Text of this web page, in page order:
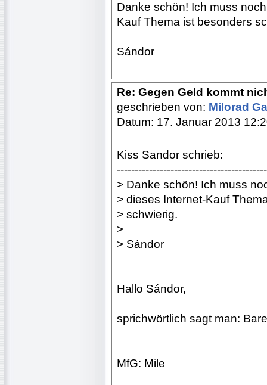
Danke schön! Ich muss
Kauf Thema ist besonders
Sándor
Re: Gegen Geld kommt
geschrieben von: Milorad
Datum: 17. Januar 2013
Kiss Sandor schrieb:
> Danke schön! Ich muss
> dieses Internet-Kauf
> schwierig.
>
> Sándor
Hallo Sándor,
sprichwörtlich sagt man:
MfG: Mile